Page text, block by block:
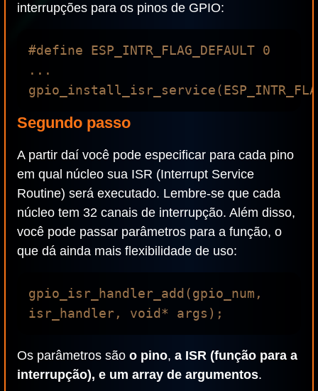
interrupções para os pinos de GPIO:
#define ESP_INTR_FLAG_DEFAULT 0
...
Segundo passo
A partir daí você pode especificar para cada pino
em qual núcleo sua ISR (Interrupt Service
Routine) será executado. Lembre-se que cada
núcleo tem 32 canais de interrupção. Além disso,
você pode passar parâmetros para a função, o
que dá ainda mais flexibilidade de uso:
gpio_isr_handler_add(gpio_num,
Os parâmetros são o pino, a ISR (função para a
interrupção), e um array de argumentos.